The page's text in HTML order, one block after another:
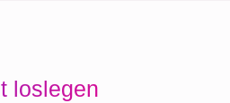
loslegen